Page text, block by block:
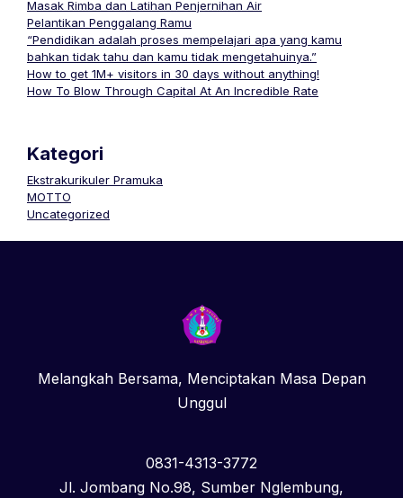
Masak Rimba dan Latihan Penjernihan Air
Pelantikan Penggalang Ramu
“Pendidikan adalah proses mempelajari apa yang kamu
bahkan tidak tahu dan kamu tidak mengetahuinya.”
How to get 1M+ visitors in 30 days without anything!
How To Blow Through Capital At An Incredible Rate
Kategori
Ekstrakurikuler Pramuka
MOTTO
Uncategorized
Melangkah Bersama, Menciptakan Masa Depan
Unggul
0831-4313-3772
Jl. Jombang No.98, Sumber Nglembung,